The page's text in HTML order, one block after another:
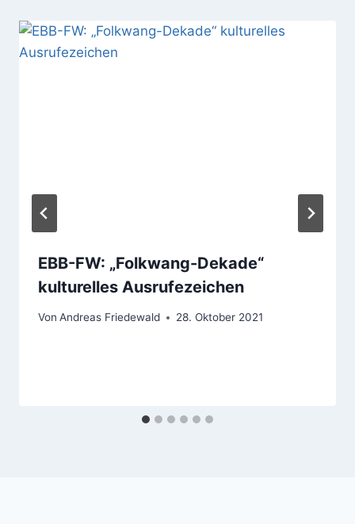
EBB-FW: „Folkwang-Dekade“
kulturelles Ausrufezeichen
Von Andreas Friedewald 28. Oktober 2021